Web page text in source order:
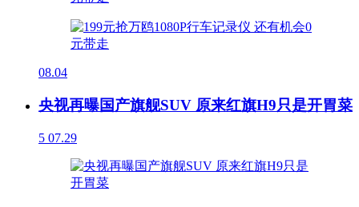
08.04
央视再曝国产旗舰SUV 原来红旗H9只是开胃菜
5 07.29